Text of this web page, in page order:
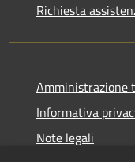
Richiesta
Amministrazione
Informativa
Note legali